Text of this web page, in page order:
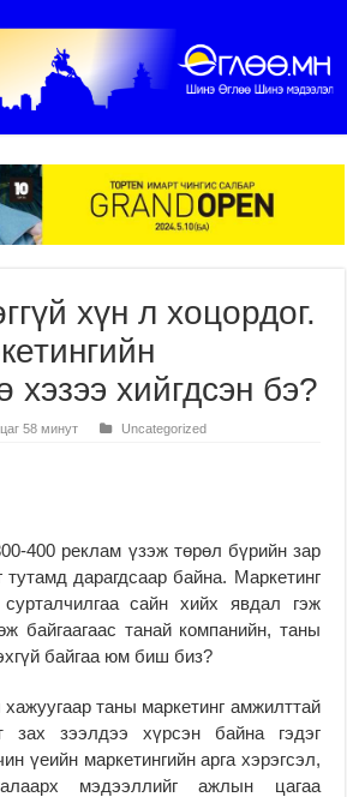
хүн л хоцордог.
хэзээ хийгдсэн бэ?
58 минут Uncategorized
400 реклам үзэж төрөл бүрийн зар
тутамд дарагдсаар байна. Маркетинг
сурталчилгаа сайн хийх явдал гэж
байгаагаас танай компанийн, таны
байгаа юм биш биз?
таны маркетинг амжилттай
зах зээлдээ хүрсэн байна гэдэг
үеийн маркетингийн арга хэрэгсэл,
мэдээллийг ажлын цагаа